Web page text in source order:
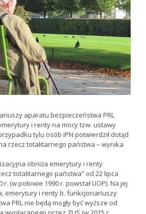
aparatu bezpieczeństwa PRL
i renty na mocy tzw. ustawy
tylu osób IPN potwierdził dotąd
rzecz totalitarnego państwa – wynika
obniża emerytury i renty
totalitarnego państwa” od 22 lipca
r. (w połowie 1990 r. powstał UOP). Na jej
emerytury i renty b. funkcjonariuszy
PRL nie będą mogły być wyższe od